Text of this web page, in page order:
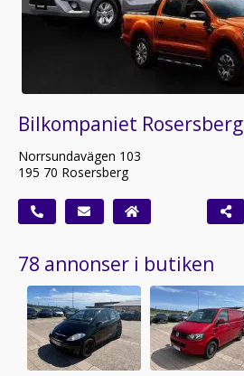
Bilkompaniet Rosersberg
Norrsundavägen 103
195 70 Rosersberg
78 annonser i butiken